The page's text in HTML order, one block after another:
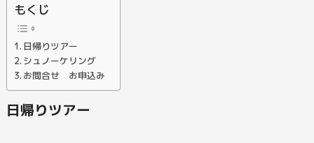
もくじ
日帰りツアー
シュノーケリング
お問合せ お申込み
日帰りツアー